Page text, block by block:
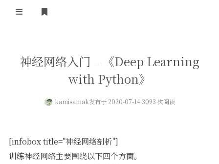
神经网络入门 – 《Deep Learning
with Python》
kamisamak发布于 2020-07-14 3093 次阅读
[infobox title="神经网络剖析"]
训练神经网络主要围绕以下四个方面。